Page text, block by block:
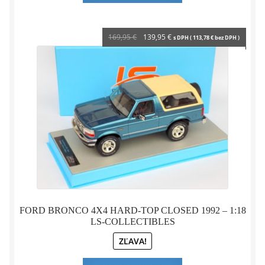
FORD BRONCO 4X4 HARD-TOP CLOSED 1992 – 1:18
LS-COLLECTIBLES
ZĽAVA!
169,95€
Pôvodná
cena
169,95 €.
139,95 €Aktuálna
cena
s DPH (113,78€bez DPH )